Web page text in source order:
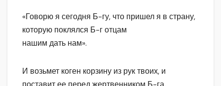
«Говорю я сегодня Б-гу, что пришел я в страну,
которую поклялся Б-г отцам
нашим дать нам».
И возьмет коген корзину из рук твоих, и